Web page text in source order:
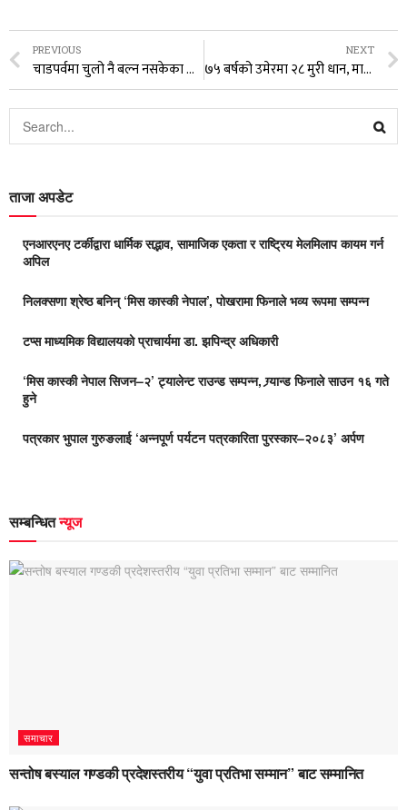
PREVIOUS
चाडपर्वमा चुलो नै बल्न नसकेका अति बिपन्न परिवारलाई ७ नं वडा कार्यालयले सहयाेग गर्ने
NEXT
७५ बर्षको उमेरमा २८ मुरी धान, माईला बा !
ताजा अपडेट
एनआरएनए टर्कीद्वारा धार्मिक सद्भाव, सामाजिक एकता र राष्ट्रिय मेलमिलाप कायम गर्न
अपिल
निलक्सणा श्रेष्ठ बनिन् ‘मिस कास्की नेपाल’, पोखरामा फिनाले भव्य रूपमा सम्पन्न
टप्स माध्यमिक विद्यालयको प्राचार्यमा डा. झपिन्द्र अधिकारी
‘मिस कास्की नेपाल सिजन–२’ ट्यालेन्ट राउन्ड सम्पन्न, ग्र्यान्ड फिनाले साउन १६ गते
हुने
पत्रकार भुपाल गुरुङलाई ‘अन्नपूर्ण पर्यटन पत्रकारिता पुरस्कार–२०८३’ अर्पण
सम्बन्धितन्यूज
समाचार
सन्तोष बस्याल गण्डकी प्रदेशस्तरीय “युवा प्रतिभा सम्मान” बाट सम्मानित